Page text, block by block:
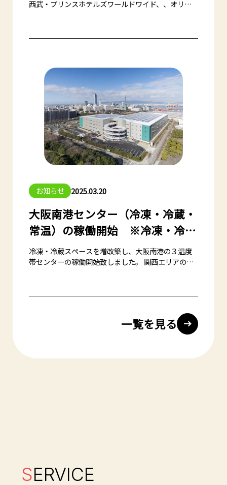
西武・プリンスホテルズワールドワイド、、オリッ
営する大阪市内のホテルで納品される食品の共同配
大阪市内でも共同配送を進めることで、「物流2024
年問題」など物流業界が抱える課題の解決を後押し
するとともに、大阪・関西万博会期中の交通円滑化
や観光業の持続的成長への貢献を図ります。
お知らせ 2025.03.20
大阪南港センター（冷凍・冷蔵・
常温）の稼働開始 ※冷凍・冷蔵
スペースの大幅増床工事完了
冷凍・冷蔵スペースを増改築し、大阪南港の３温度
帯センターの稼働開始致しました。 関西エリアの主
◆所在地 〒559-0031 大阪市住之江区南港東8-4-47
一覧を見る
SERVICE